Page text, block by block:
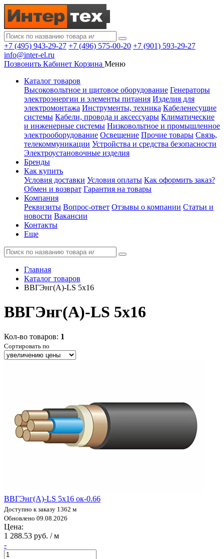
+7 (495) 943-29-27 +7 (496) 575-00-20 +7 (901) 593-29-27
info@inter-el.ru
Позвонить Кабинет Корзина Меню
Каталог товаров
Высоковольтное и щитовое оборудование Генераторы
электроэнергии и элементы питания Изделия для
электромонтажа Инструменты, техника Кабеленесущие
системы Кабели, провода и аксессуары Климатические
и инженерные системы Низковольтное и промышленное
электрооборудование Освещение Прочие товары Связь,
телекоммуникации Устройства и средства безопасности
Электроустановочные изделия
Бренды
Как купить
Условия доставки Условия оплаты Как оформить заказ?
Обмен и возврат Гарантия на товары
Компания
Реквизиты Вопрос-ответ Отзывы о компании Статьи и
новости Вакансии
Контакты
Еще
Главная
Каталог товаров
ВВГЭнг(А)-LS 5x16
ВВГЭнг(А)-LS 5x16
Кол-во товаров: 1
Сортировать по
ВВГЭнг(А)-LS 5х16 ок-0.66
Доступно к заказу 1362 м
Обновлено 09.08.2026
Цена:
1 288.53 руб. / м
-